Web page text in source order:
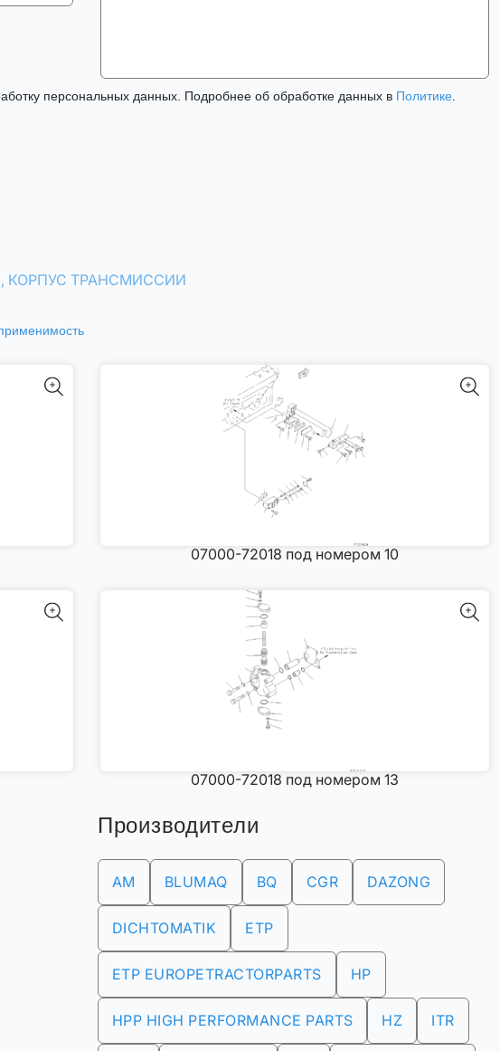
персональных данных. Подробнее об обработке данных в Политике
КОРПУС ТРАНСМИССИИ
07000-72018 под номером 10
07000-72018 под номером 13
Производители
AM BLUMAQ BQ CGR DAZONG
DICHTOMATIK ETP
ETP EUROPETRACTORPARTS HP
HPP HIGH PERFORMANCE PARTS HZ ITR